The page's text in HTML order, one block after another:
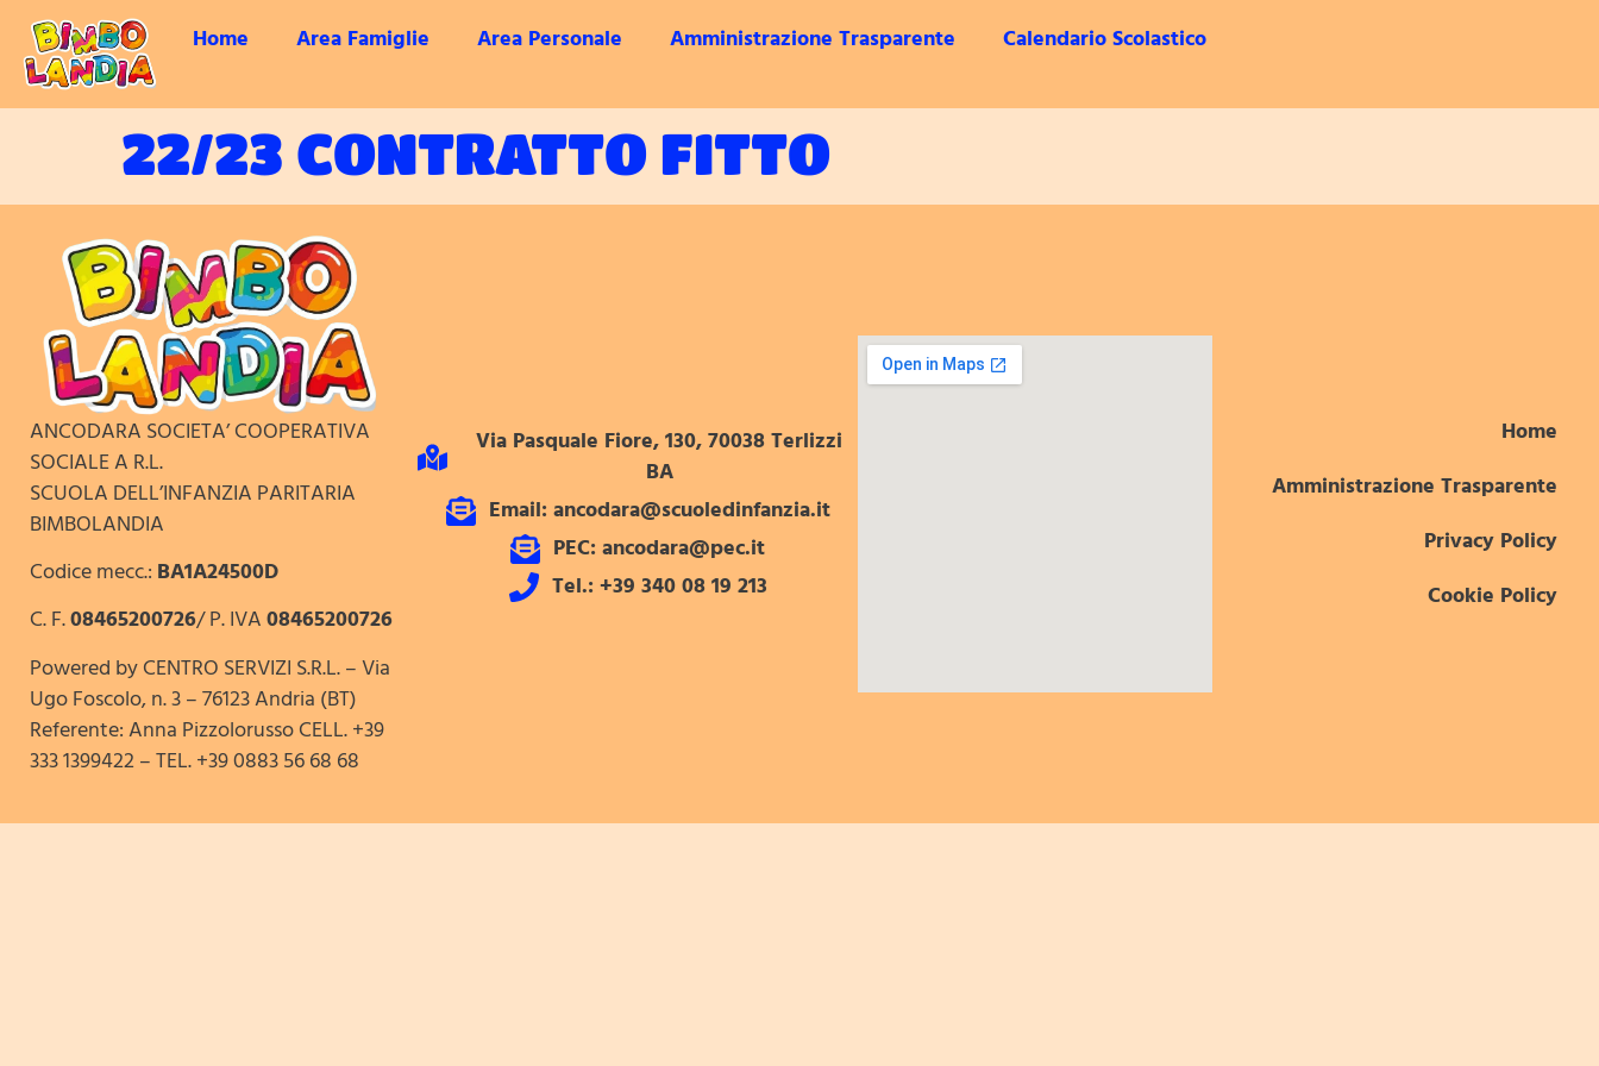
Home Area Famiglie Area Personale Amministrazione Trasparente Calendario Scolastico
22/23 CONTRATTO FITTO
ANCODARA SOCIETA’ COOPERATIVA
SOCIALE A R.L.
SCUOLA DELL’INFANZIA PARITARIA
BIMBOLANDIA
Codice mecc.: BA1A24500D
C. F.08465200726/ P. IVA 08465200726
Powered by CENTRO SERVIZI S.R.L. – Via
Ugo Foscolo, n. 3 – 76123 Andria (BT)
Referente: Anna Pizzolorusso CELL. +39
333 1399422 – TEL. +39 0883 56 68 68
Via Pasquale Fiore, 130, 70038 Terlizzi
BA
Email: ancodara@scuoledinfanzia.it
PEC: ancodara@pec.it
Tel.: +39 340 08 19 213
Home
Amministrazione Trasparente
Privacy Policy
Cookie Policy